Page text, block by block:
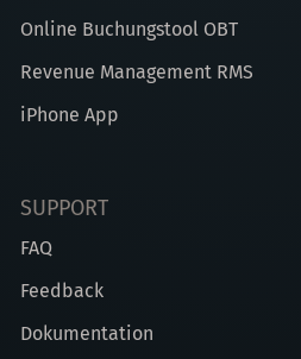
Online Buchungstool OBT
Revenue Management RMS
iPhone App
SUPPORT
FAQ
Feedback
Dokumentation